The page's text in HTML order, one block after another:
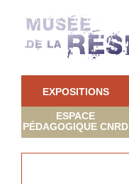
EXPOSITIONS
ESPACE
PÉDAGOGIQUE CNRD